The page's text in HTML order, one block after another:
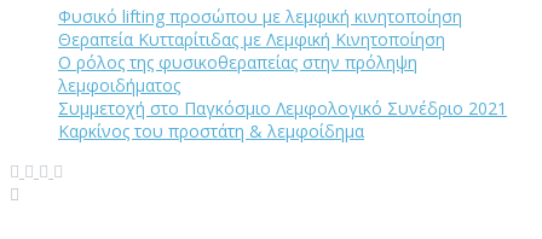
Φυσικό lifting προσώπου με λεμφική κινητοποίηση
Θεραπεία Κυτταρίτιδας με Λεμφική Κινητοποίηση
Ο ρόλος της φυσικοθεραπείας στην πρόληψη
λεμφοιδήματος
Συμμετοχή στο Παγκόσμιο Λεμφολογικό Συνέδριο 2021
Καρκίνος του προστάτη & λεμφοίδημα